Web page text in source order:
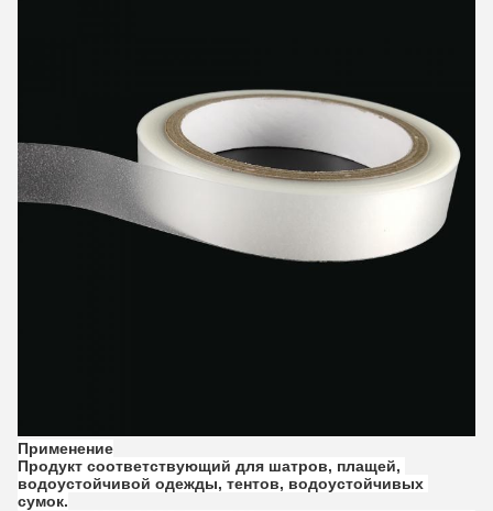
Применение
Продукт соответствующий для шатров, плащей,
водоустойчивой одежды, тентов, водоустойчивых
сумок.